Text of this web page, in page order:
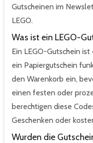
Gutscheinen im
LEGO.
Was ist ein LEGO-
Ein LEGO-Gutschein
ein Papiergutschein
den Warenkorb ein,
einen festen oder
berechtigen diese
Geschenken oder
Wurden die